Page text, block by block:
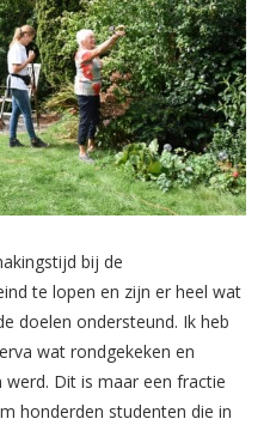
bij de
te lopen en zijn er heel wat
doelen ondersteund. Ik heb
wat rondgekeken en
Dit is maar een fractie
honderden studenten die in